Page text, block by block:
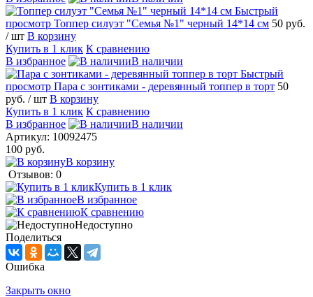
Быстрый
просмотр Топпер силуэт "Семья №1" черный 14*14 см 50 руб.
/ шт В корзину
Купить в 1 клик К сравнению
В избранное
В наличии
Быстрый
просмотр Пара с зонтиками - деревянный топпер в торт 50
руб. / шт В корзину
Купить в 1 клик К сравнению
В избранное
В наличии
Артикул: 10092475
100 руб.
В корзину
Отзывов: 0
Купить в 1 клик
В избранное
К сравнению
Недоступно
Поделиться
Ошибка
Закрыть окно